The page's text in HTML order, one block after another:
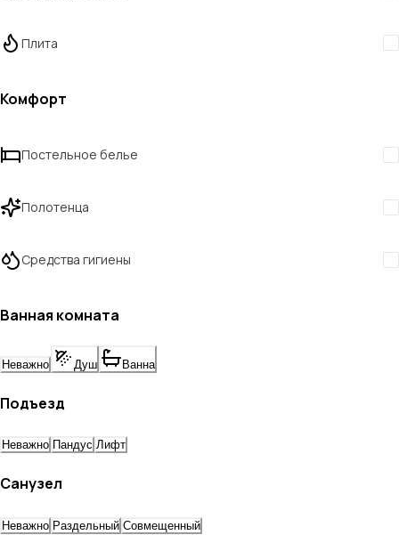
Плита
Комфорт
Постельное белье
Полотенца
Средства гигиены
Ванная комната
Неважно Душ Ванна
Подъезд
Неважно Пандус Лифт
Санузел
Неважно Раздельный Совмещенный